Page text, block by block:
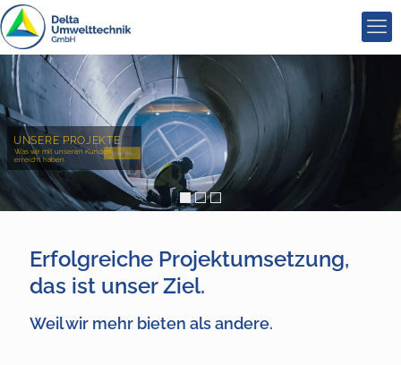
UNSERE PROJEKTE
Was wir mit unseren Kunden
erreicht haben.
Projekte
Erfolgreiche Projektumsetzung,
das ist unser Ziel.
Weil wir mehr bieten als andere.